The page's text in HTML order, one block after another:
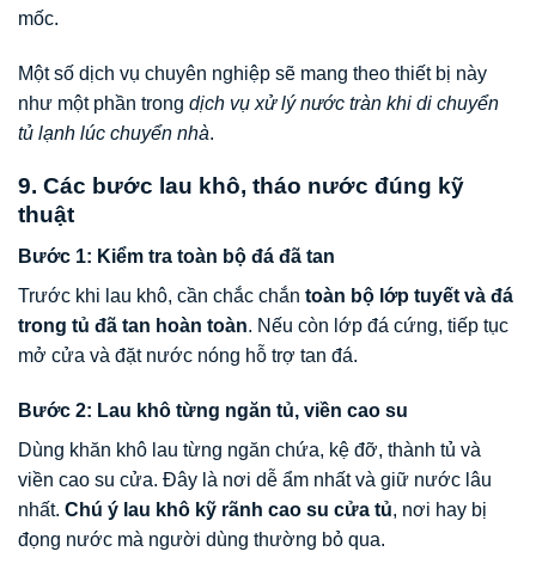
mốc.
Một số dịch vụ chuyên nghiệp sẽ mang theo thiết bị này
như một phần trong dịch vụ xử lý nước tràn khi di chuyển
tủ lạnh lúc chuyển nhà.
9. Các bước lau khô, tháo nước đúng kỹ
thuật
Bước 1: Kiểm tra toàn bộ đá đã tan
Trước khi lau khô, cần chắc chắn toàn bộ lớp tuyết và đá
trong tủ đã tan hoàn toàn. Nếu còn lớp đá cứng, tiếp tục
mở cửa và đặt nước nóng hỗ trợ tan đá.
Bước 2: Lau khô từng ngăn tủ, viền cao su
Dùng khăn khô lau từng ngăn chứa, kệ đỡ, thành tủ và
viền cao su cửa. Đây là nơi dễ ẩm nhất và giữ nước lâu
nhất. Chú ý lau khô kỹ rãnh cao su cửa tủ, nơi hay bị
đọng nước mà người dùng thường bỏ qua.